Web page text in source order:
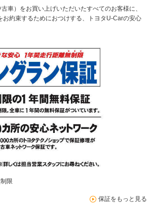
車）をお買い上げいただいたすべてのお客様に、
お約束するためにおつけする、トヨタU-Carの安心
限
保証をもっと見る